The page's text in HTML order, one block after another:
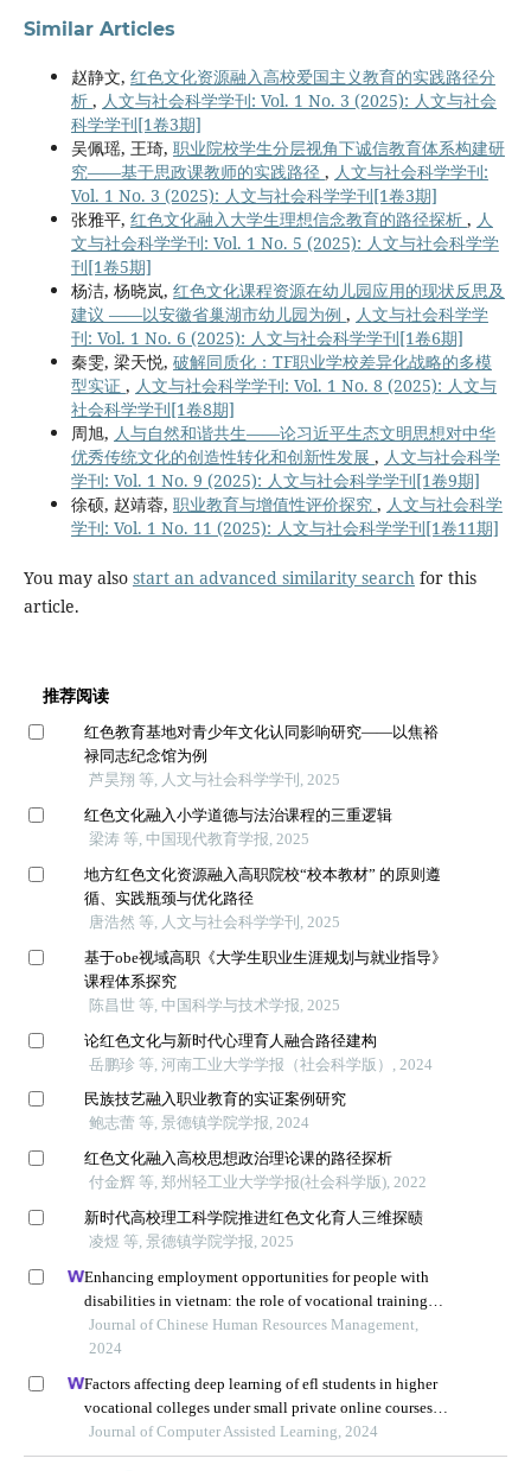
Similar Articles
赵静文, 红色文化资源融入高校爱国主义教育的实践路径分
析 , 人文与社会科学学刊: Vol. 1 No. 3 (2025): 人文与社会
科学学刊[1卷3期]
吴佩瑶, 王琦, 职业院校学生分层视角下诚信教育体系构建研
究——基于思政课教师的实践路径 , 人文与社会科学学刊:
Vol. 1 No. 3 (2025): 人文与社会科学学刊[1卷3期]
张雅平, 红色文化融入大学生理想信念教育的路径探析 , 人
文与社会科学学刊: Vol. 1 No. 5 (2025): 人文与社会科学学
刊[1卷5期]
杨洁, 杨晓岚, 红色文化课程资源在幼儿园应用的现状反思及
建议 ——以安徽省巢湖市幼儿园为例 , 人文与社会科学学
刊: Vol. 1 No. 6 (2025): 人文与社会科学学刊[1卷6期]
秦雯, 梁天悦, 破解同质化：TF职业学校差异化战略的多模
型实证 , 人文与社会科学学刊: Vol. 1 No. 8 (2025): 人文与
社会科学学刊[1卷8期]
周旭, 人与自然和谐共生——论习近平生态文明思想对中华
优秀传统文化的创造性转化和创新性发展 , 人文与社会科学
学刊: Vol. 1 No. 9 (2025): 人文与社会科学学刊[1卷9期]
徐硕, 赵靖蓉, 职业教育与增值性评价探究 , 人文与社会科学
学刊: Vol. 1 No. 11 (2025): 人文与社会科学学刊[1卷11期]
You may also start an advanced similarity searchfor this
article.
推荐阅读
红色教育基地对青少年文化认同影响研究——以焦裕
禄同志纪念馆为例
芦昊翔 等, 人文与社会科学学刊, 2025
红色文化融入小学道德与法治课程的三重逻辑
梁涛 等, 中国现代教育学报, 2025
地方红色文化资源融入高职院校“校本教材” 的原则遵
循、实践瓶颈与优化路径
唐浩然 等, 人文与社会科学学刊, 2025
基于obe视域高职《大学生职业生涯规划与就业指导》
课程体系探究
陈昌世 等, 中国科学与技术学报, 2025
论红色文化与新时代心理育人融合路径建构
岳鹏珍 等, 河南工业大学学报（社会科学版）, 2024
民族技艺融入职业教育的实证案例研究
鲍志蕾 等, 景德镇学院学报, 2024
红色文化融入高校思想政治理论课的路径探析
付金辉 等, 郑州轻工业大学学报(社会科学版), 2022
新时代高校理工科学院推进红色文化育人三维探赜
凌煜 等, 景德镇学院学报, 2025
Enhancing employment opportunities for people with
disabilities in vietnam: the role of vocational training
and job placement centers
Journal of Chinese Human Resources Management,
2024
Factors affecting deep learning of efl students in higher
vocational colleges under small private online courses-
based settings: a grounded theory approach
Journal of Computer Assisted Learning, 2024